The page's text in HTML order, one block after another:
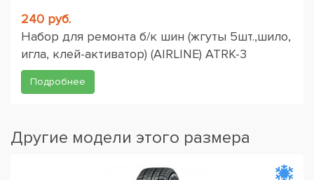
240 руб.
Набор для ремонта б/к шин (жгуты 5шт.,шило,
игла, клей-активатор) (AIRLINE) ATRK-3
Подробнее
Другие модели этого размера